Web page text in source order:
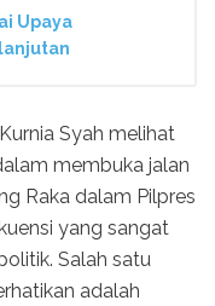
Upaya
Syah melihat
membuka jalan
Raka dalam Pilpres
yang sangat
Salah satu
adalah